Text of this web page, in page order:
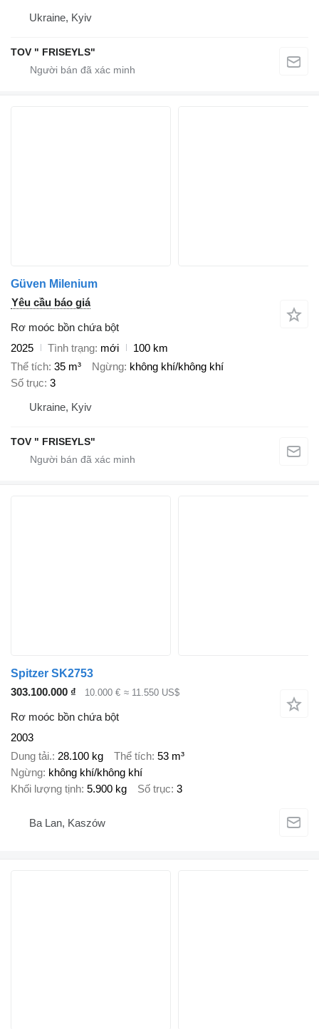
Ukraine, Kyiv
TOV " FRISEYLS"
Güven Milenium
Yêu cầu báo giá
Rơ moóc bồn chứa bột
2025
Tình trạng mới
100 km
Thể tích 35 m³ Ngừng không khí/không khí
Số trục 3
Ukraine, Kyiv
TOV " FRISEYLS"
Spitzer SK2753
303.100.000 ₫
10.000 € ≈ 11.550 US$
Rơ moóc bồn chứa bột
2003
Dung tải. 28.100 kg Thể tích 53 m³
Ngừng không khí/không khí
Khối lượng tịnh 5.900 kg Số trục 3
Ba Lan, Kaszów